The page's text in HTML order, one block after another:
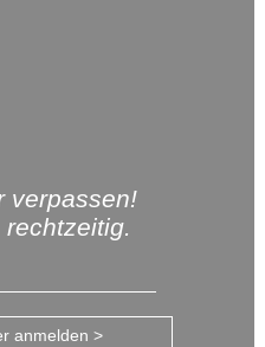
verpassen!
anmelden >